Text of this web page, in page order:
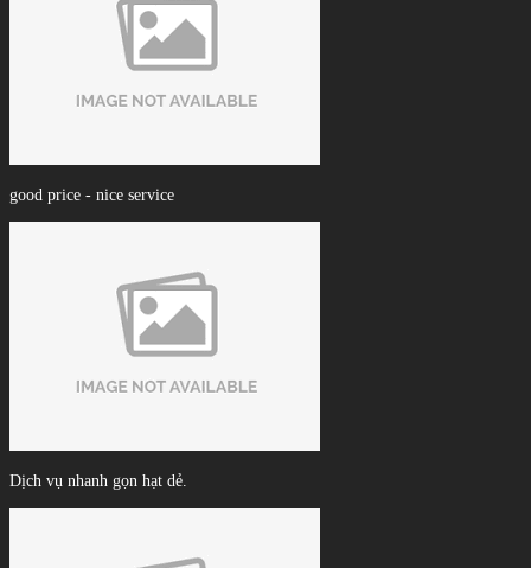
good price - nice service
Dịch vụ nhanh gọn hạt dẻ.